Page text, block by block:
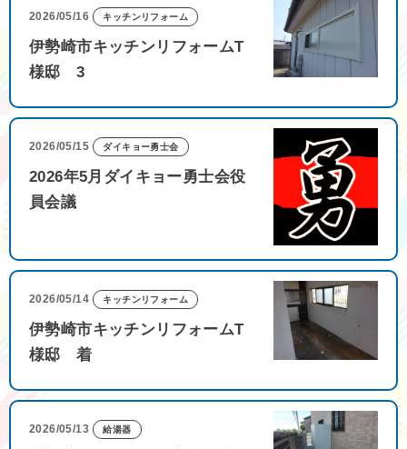
2026/05/16 キッチンリフォーム
伊勢崎市キッチンリフォームT
様邸 3
2026/05/15 ダイキョー勇士会
2026年5月ダイキョー勇士会役
員会議
2026/05/14 キッチンリフォーム
伊勢崎市キッチンリフォームT
様邸 着
2026/05/13 給湯器